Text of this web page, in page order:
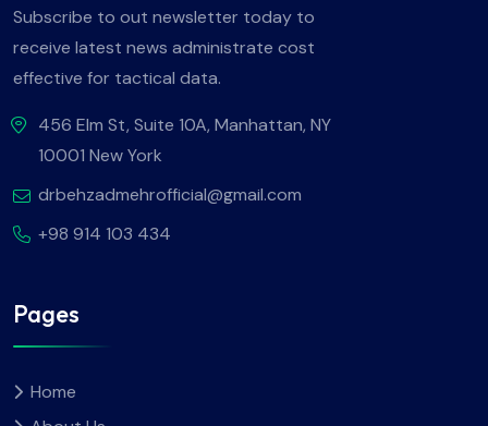
Subscribe to out newsletter today to
receive latest news administrate cost
effective for tactical data.
456 Elm St, Suite 10A, Manhattan, NY
10001 New York
drbehzadmehrofficial@gmail.com
+98 914 103 434
Pages
Home